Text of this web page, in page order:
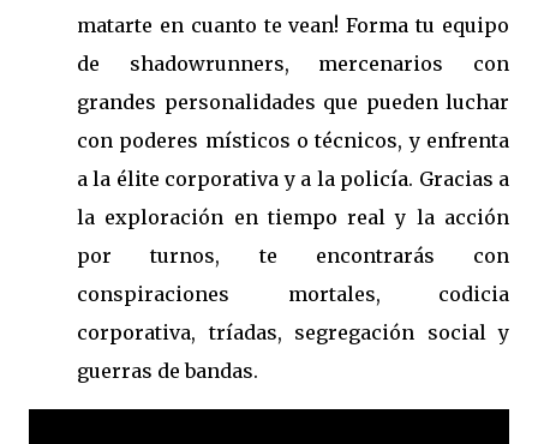
matarte en cuanto te vean! Forma tu equipo
de shadowrunners, mercenarios con
grandes personalidades que pueden luchar
con poderes místicos o técnicos, y enfrenta
a la élite corporativa y a la policía. Gracias a
la exploración en tiempo real y la acción
por turnos, te encontrarás con
conspiraciones mortales, codicia
corporativa, tríadas, segregación social y
guerras de bandas.